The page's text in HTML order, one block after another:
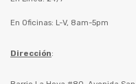
En Oficinas: L-V, 8am-5pm
Dirección: